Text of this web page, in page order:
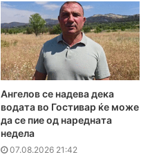
Ангелов се надева дека
водата во Гостивар ќе може
да се пие од наредната
недела
07.08.2026 21:42